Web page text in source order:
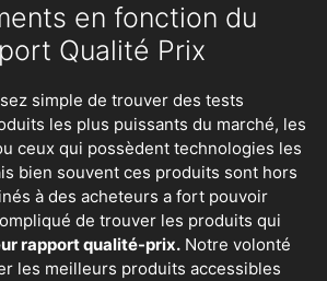
en fonction du
Qualité Prix
simple de trouver des tests
les plus puissants du marché, les
ceux qui possèdent technologies les
bien souvent ces produits sont hors
à des acheteurs a fort pouvoir
de trouver les produits qui
rapport qualité-prix. Notre volonté
les meilleurs produits accessibles